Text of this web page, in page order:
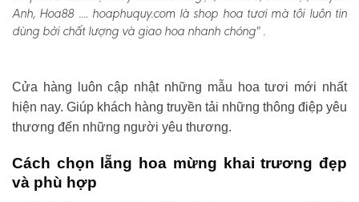
Anh, Hoa88 .... hoaphuquy.com là shop hoa tươi mà tôi luôn tin
dùng bởi chất lượng và giao hoa nhanh chóng" .
Cửa hàng luôn cập nhật những mẫu hoa tươi mới nhất
hiện nay. Giúp khách hàng truyền tải những thông điệp yêu
thương đến những người yêu thương.
Cách chọn lẵng hoa mừng khai trương đẹp
và phù hợp